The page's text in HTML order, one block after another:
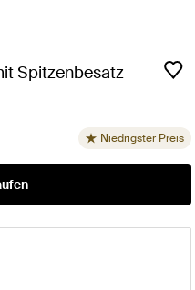
Spitzenbesatz
Niedrigster Preis